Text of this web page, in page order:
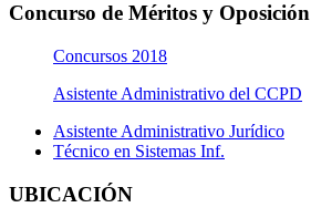
Concurso de Méritos y Oposición
Concursos 2018
Asistente Administrativo del CCPD
Asistente Administrativo Jurídico
Técnico en Sistemas Inf.
UBICACIÓN